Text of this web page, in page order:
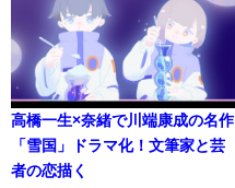
高橋一生×奈緒で川端康成の名作
「雪国」ドラマ化！文筆家と芸
者の恋描く